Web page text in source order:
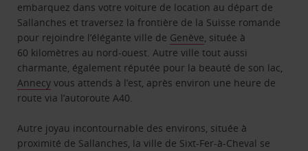
embarquez dans votre voiture de location au départ de
Sallanches et traversez la frontière de la Suisse romande
pour rejoindre l’élégante ville de Genève, située à
60 kilomètres au nord-ouest. Autre ville tout aussi
charmante, également réputée pour la beauté de son lac,
Annecy vous attends à l’est, après environ une heure de
route via l’autoroute A40.
Autre joyau incontournable des environs, située à
proximité de Sallanches, la ville de Sixt-Fer-à-Cheval se